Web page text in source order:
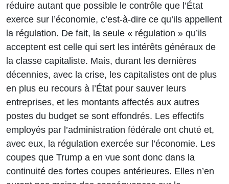
réduire autant que possible le contrôle que l’État
exerce sur l’économie, c’est-à-dire ce qu’ils appellent
la régulation. De fait, la seule « régulation » qu’ils
acceptent est celle qui sert les intérêts généraux de
la classe capitaliste. Mais, durant les dernières
décennies, avec la crise, les capitalistes ont de plus
en plus eu recours à l’État pour sauver leurs
entreprises, et les montants affectés aux autres
postes du budget se sont effondrés. Les effectifs
employés par l’administration fédérale ont chuté et,
avec eux, la régulation exercée sur l’économie. Les
coupes que Trump a en vue sont donc dans la
continuité des fortes coupes antérieures. Elles n’en